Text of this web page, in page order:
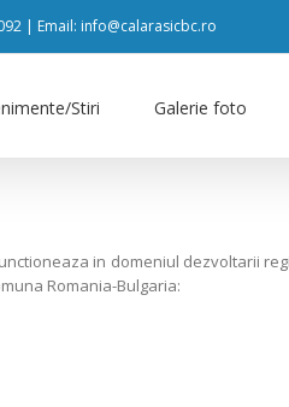
| Email: info@calarasicbc.ro
Stiri Galerie foto
in domeniul dezvoltarii
Romania-Bulgaria: